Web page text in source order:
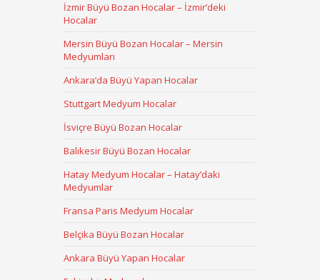
İzmir Büyü Bozan Hocalar – İzmir’deki
Hocalar
Mersin Büyü Bozan Hocalar – Mersin
Medyumları
Ankara’da Büyü Yapan Hocalar
Stuttgart Medyum Hocalar
İsviçre Büyü Bozan Hocalar
Balıkesir Büyü Bozan Hocalar
Hatay Medyum Hocalar – Hatay’daki
Medyumlar
Fransa Paris Medyum Hocalar
Belçika Büyü Bozan Hocalar
Ankara Büyü Yapan Hocalar